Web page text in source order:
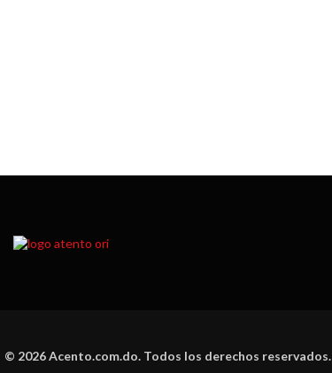
© 2026 Acento.com.do. Todos los derechos reservados.